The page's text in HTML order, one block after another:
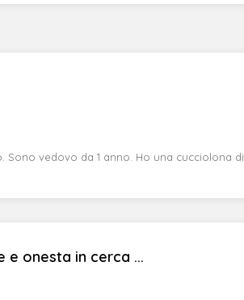
Sono vedovo da 1 anno. Ho una cucciolona di
e onesta in cerca ...